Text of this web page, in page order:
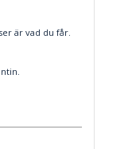
är vad du får.